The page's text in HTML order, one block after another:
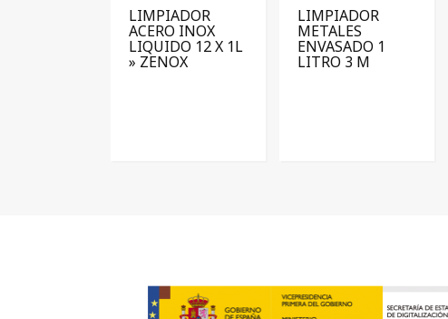
LIMPIADOR
ACERO INOX
LIQUIDO 12 X 1L
» ZENOX
LIMPIADOR
METALES
ENVASADO 1
LITRO 3 M